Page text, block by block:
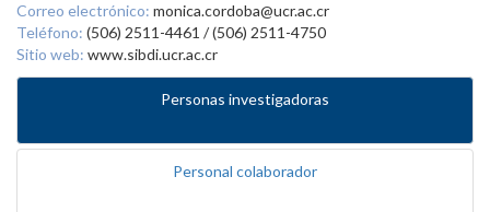
Correo electrónico: monica.cordoba@ucr.ac.cr
Teléfono: (506) 2511-4461 / (506) 2511-4750
Sitio web: www.sibdi.ucr.ac.cr
Personas investigadoras
Personal colaborador